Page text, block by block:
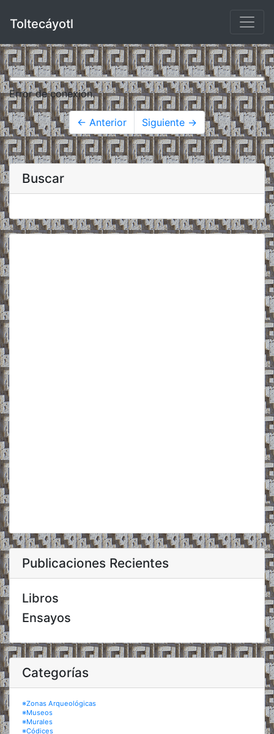
Toltecáyotl
Error de conexión.
← Anterior Siguiente →
Buscar
Publicaciones Recientes
Libros
Ensayos
Categorías
※Zonas Arqueológicas
※Museos
※Murales
※Códices